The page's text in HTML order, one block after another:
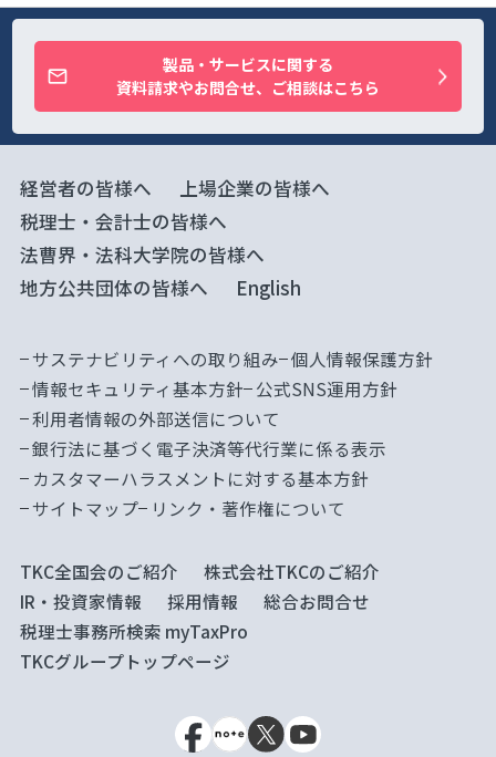
製品・サービスに関する
資料請求やお問合せ、ご相談はこちら
経営者の皆様へ
上場企業の皆様へ
税理士・会計士の皆様へ
法曹界・法科大学院の皆様へ
地方公共団体の皆様へ
English
サステナビリティへの取り組み 個人情報保護方針
情報セキュリティ基本方針 公式SNS運用方針
利用者情報の外部送信について
銀行法に基づく電子決済等代行業に係る表示
カスタマーハラスメントに対する基本方針
サイトマップ
リンク・著作権について
TKC全国会のご紹介
株式会社TKCのご紹介
IR・投資家情報
採用情報
総合お問合せ
税理士事務所検索 myTaxPro
TKCグループトップページ